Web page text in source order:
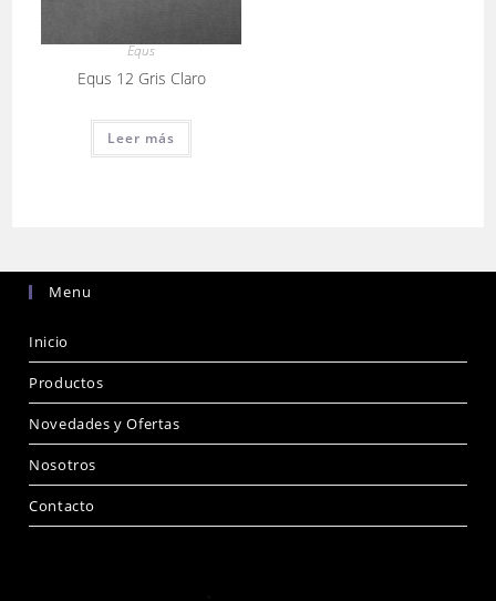
Equs
Equs 12 Gris Claro
Leer más
Menu
Inicio
Productos
Novedades y Ofertas
Nosotros
Contacto